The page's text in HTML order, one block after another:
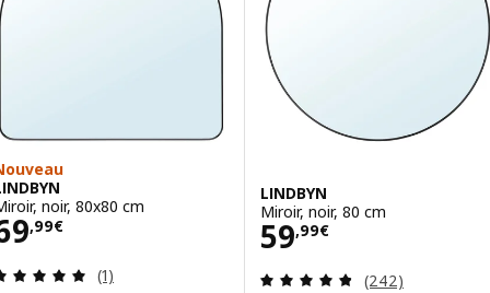
noir, 80x80 cm
,99€
69,99€
Révision: 5 hors de 5 étoiles. Nombre total de
(1)
LINDBYN
Miroir, noir, 80 cm
59,99€
Prix 59,99€
Révision: 4.8
(242)